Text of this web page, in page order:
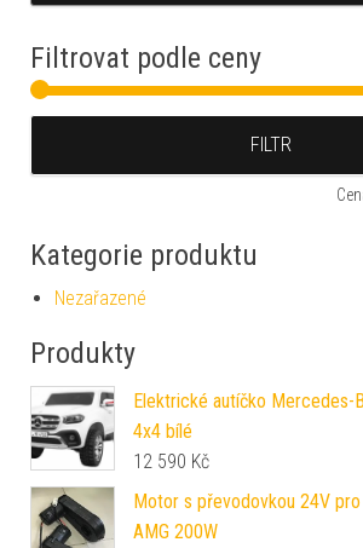
Filtrovat podle ceny
FILTR
Kategorie produktu
Nezařazené
Produkty
Elektrické autíčko Mercedes-
4x4 bílé
12 590 Kč
Motor s převodovkou 24V
AMG 200W